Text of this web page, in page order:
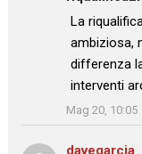
: “La
ambiziosa,
differenza
interventi
”
Mag 20, 10:05
davegarcia